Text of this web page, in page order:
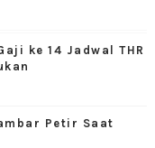
ke 14 Jadwal THR
Petir Saat